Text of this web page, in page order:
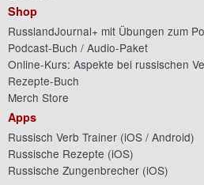
Shop
RusslandJournal+ mit Übungen zum
Podcast-Buch / Audio-Paket
Online-Kurs: Aspekte bei russischen
Rezepte-Buch
Merch Store
Apps
Russisch Verb Trainer (iOS / Android)
Russische Rezepte (iOS)
Russische Zungenbrecher (iOS)